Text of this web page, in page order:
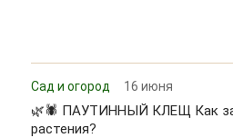
Сад и огород 16 июня
🌿🕷 ПАУТИННЫЙ КЛЕЩ Как
растения?